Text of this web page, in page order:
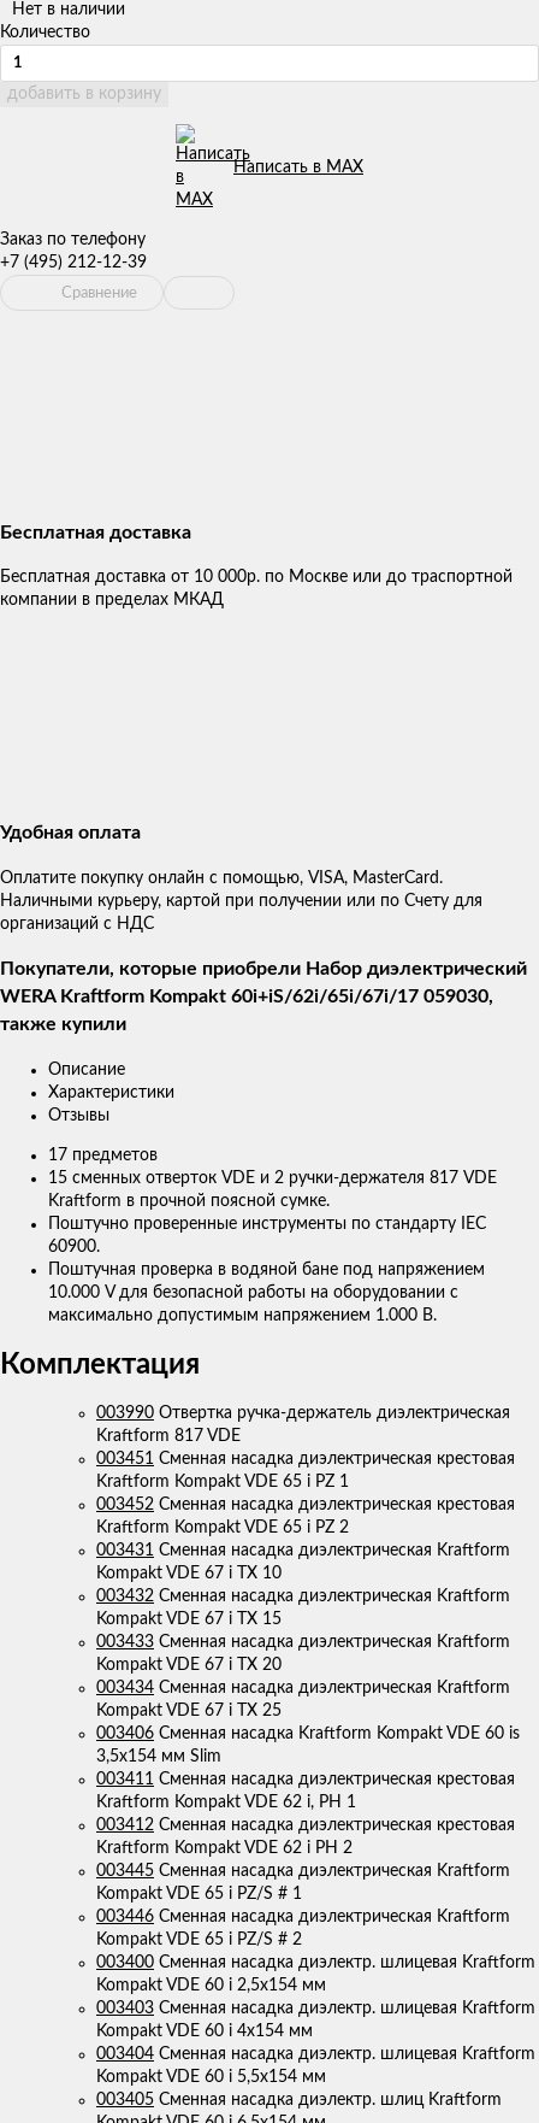
Нет в наличии
Количество
добавить в корзину
Написать в MAX
Заказ по телефону
+7 (495) 212-12-39
Сравнение
Бесплатная доставка
Бесплатная доставка от 10 000р. по Москве или до траспортной
компании в пределах МКАД
Удобная оплата
Оплатите покупку онлайн с помощью, VISA, MasterCard.
Наличными курьеру, картой при получении или по Счету для
организаций с НДС
Покупатели, которые приобрели Набор диэлектрический
WERA Kraftform Kompakt 60i+iS/62i/65i/67i/17 059030,
также купили
Описание
Характеристики
Отзывы
17 предметов
15 сменных отверток VDE и 2 ручки-держателя 817 VDE
Kraftform в прочной поясной сумке.
Поштучно проверенные инструменты по стандарту IEC
60900.
Поштучная проверка в водяной бане под напряжением
10.000 V для безопасной работы на оборудовании с
максимально допустимым напряжением 1.000 В.
Комплектация
003990 Отвертка ручка-держатель диэлектрическая
Kraftform 817 VDE
003451 Сменная насадка диэлектрическая крестовая
Kraftform Kompakt VDE 65 i PZ 1
003452 Сменная насадка диэлектрическая крестовая
Kraftform Kompakt VDE 65 i PZ 2
003431 Сменная насадка диэлектрическая Kraftform
Kompakt VDE 67 i TX 10
003432 Сменная насадка диэлектрическая Kraftform
Kompakt VDE 67 i TX 15
003433 Сменная насадка диэлектрическая Kraftform
Kompakt VDE 67 i TX 20
003434 Сменная насадка диэлектрическая Kraftform
Kompakt VDE 67 i TX 25
003406 Сменная насадка Kraftform Kompakt VDE 60 is
3,5x154 мм Slim
003411 Сменная насадка диэлектрическая крестовая
Kraftform Kompakt VDE 62 i, PH 1
003412 Сменная насадка диэлектрическая крестовая
Kraftform Kompakt VDE 62 i PH 2
003445 Сменная насадка диэлектрическая Kraftform
Kompakt VDE 65 i PZ/S # 1
003446 Сменная насадка диэлектрическая Kraftform
Kompakt VDE 65 i PZ/S # 2
003400 Сменная насадка диэлектр. шлицевая Kraftform
Kompakt VDE 60 i 2,5x154 мм
003403 Сменная насадка диэлектр. шлицевая Kraftform
Kompakt VDE 60 i 4x154 мм
003404 Сменная насадка диэлектр. шлицевая Kraftform
Kompakt VDE 60 i 5,5x154 мм
003405 Сменная насадка диэлектр. шлиц Kraftform